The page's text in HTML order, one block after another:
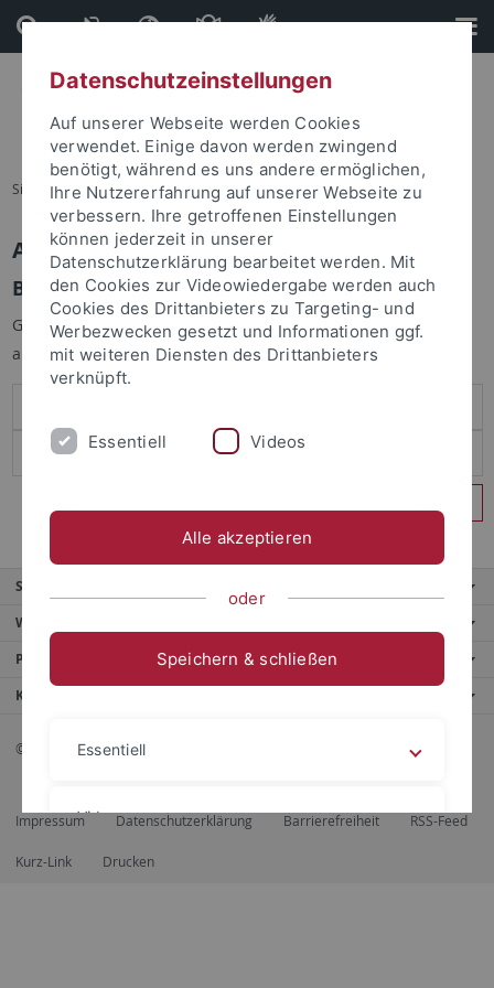
Direkt
zum
Inhalt
Direkt
zur
Fußleiste
Sie sind hier: Startseite
Anmelden
Benutzeranmeldung
Geben Sie Ihren Benutzernamen und Ihr Passwort an um sich
anzumelden:
Service
Weitere Angebote
Portale
Kontaktinfo
© 2026 Eberhard Karls Universität Tübingen, Tübingen
Impressum Datenschutzerklärung Barrierefreiheit RSS-Feed
Kurz-Link Drucken
Datenschutzeinstellungen
Auf unserer Webseite werden Cookies
verwendet. Einige davon werden zwingend
benötigt, während es uns andere ermöglichen,
Ihre Nutzererfahrung auf unserer Webseite zu
verbessern. Ihre getroffenen Einstellungen
können jederzeit in unserer
Datenschutzerklärung bearbeitet werden. Mit
den Cookies zur Videowiedergabe werden auch
Cookies des Drittanbieters zu Targeting- und
Werbezwecken gesetzt und Informationen ggf.
mit weiteren Diensten des Drittanbieters
verknüpft.
Essentiell Videos
Alle akzeptieren
oder
Speichern & schließen
Essentiell
Videos